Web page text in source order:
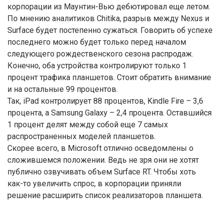
корпорации из Маунтин-Вью дебютировал еще летом.
По мнению аналитиков Chitika, разрыв между Nexus и
Surface будет постепенно сужаться. Говорить об успехе
последнего можно будет только перед началом
следующего рождественского сезона распродаж.
Конечно, оба устройства контролируют только 1
процент трафика планшетов. Стоит обратить внимание
и на остальные 99 процентов.
Так, iPad контролирует 88 процентов, Kindle Fire – 3,6
процента, а Samsung Galaxy – 2,4 процента. Оставшийся
1 процент делят между собой еще 7 самых
распространенных моделей планшетов.
Скорее всего, в Microsoft отлично осведомлены о
сложившемся положении. Ведь не зря они не хотят
публично озвучивать объем Surface RT. Чтобы хоть
как-то увеличить спрос, в корпорации приняли
решение расширить список реализаторов планшета.